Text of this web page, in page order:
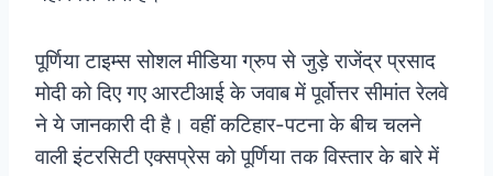
पूर्णिया टाइम्स सोशल मीडिया ग्रुप से जुड़े राजेंद्र प्रसाद
मोदी को दिए गए आरटीआई के जवाब में पूर्वोत्तर सीमांत रेलवे
ने ये जानकारी दी है।वहीं कटिहार-पटना के बीच चलने
वाली इंटरसिटी एक्सप्रेस को पूर्णिया तक विस्तार के बारे में